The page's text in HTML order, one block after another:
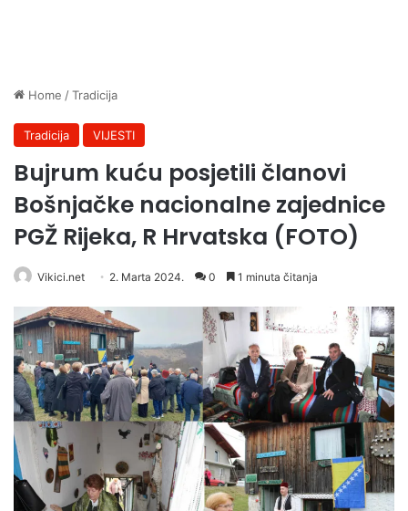
Home /Tradicija
Tradicija VIJESTI
Bujrum kuću posjetili članovi
Bošnjačke nacionalne zajednice
PGŽ Rijeka, R Hrvatska (FOTO)
Vikici.net 2. Marta 2024. 0 1 minuta čitanja